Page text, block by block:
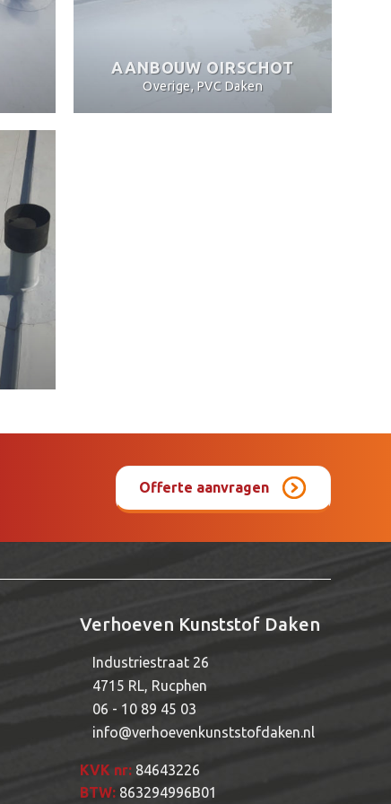
AANBOUW OIRSCHOT
Overige, PVC Daken
Offerte aanvragen
Verhoeven Kunststof Daken
Industriestraat 26
4715 RL, Rucphen
06 - 10 89 45 03
info@verhoevenkunststofdaken.nl
KVK nr: 84643226
BTW: 863294996B01